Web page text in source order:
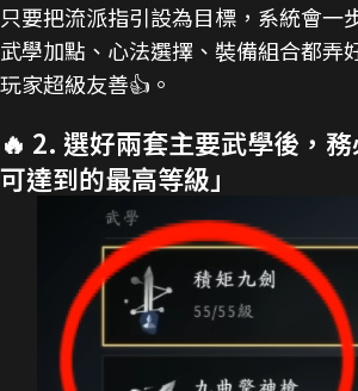
只要把流派指引設為目標，系統會一
武學加點、心法選擇、裝備組合都弄
玩家超級友善👍。
🔥 2. 選好兩套主要武學後，
可達到的最高等級」